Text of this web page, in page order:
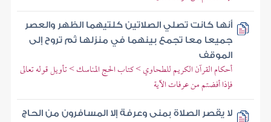
أنها كانت تصلي الصلاتين كلتيهما الظهر والعصر
جميعا معا تجمع بينهما في منزلها ثم تروح إلى
الموقف
أحكام القرآن الكريم للطحاوي > كتاب الحج المناسك > تأويل قوله تعالى
فإذا أفضتم من عرفات الآية
لا يقصر الصلاة بمنى وعرفة إلا المسافرون من الحاج